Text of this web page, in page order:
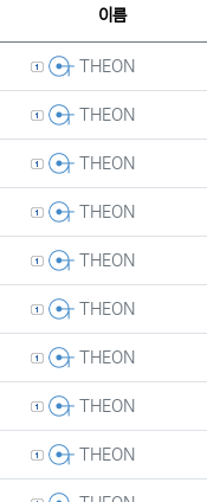
이름
등록자THEON
등록자THEON
등록자THEON
등록자THEON
등록자THEON
등록자THEON
등록자THEON
등록자THEON
등록자THEON